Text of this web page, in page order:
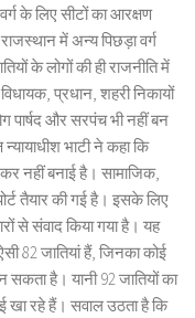
के लिए सीटों का आरक्षण
में अन्य पिछड़ा वर्ग
के लोगों की ही राजनीति में
प्रधान, शहरी निकायों
और सरपंच भी नहीं बन
भाटी ने कहा कि
नहीं बनाई है। सामाजिक,
तैयार की गई है। इसके लिए
से संवाद किया गया है। यह
82 जातियां हैं, जिनका कोई
है। यानी 92 जातियों का
खा रहे हैं। सवाल उठता है कि